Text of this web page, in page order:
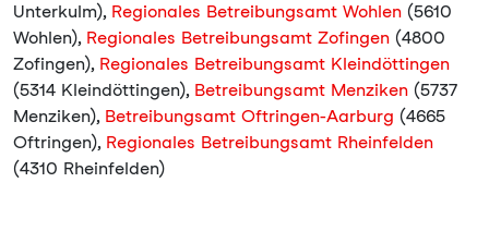
Unterkulm), Regionales Betreibungsamt Wohlen (5610
Wohlen), Regionales Betreibungsamt Zofingen (4800
Zofingen), Regionales Betreibungsamt Kleindöttingen
(5314 Kleindöttingen), Betreibungsamt Menziken (5737
Menziken), Betreibungsamt Oftringen-Aarburg (4665
Oftringen), Regionales Betreibungsamt Rheinfelden
(4310 Rheinfelden)